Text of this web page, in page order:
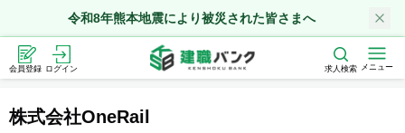
令和8年熊本地震により被災された皆さまへ
会員登録 ログイン 求人検索 メニュー
株式会社OneRail